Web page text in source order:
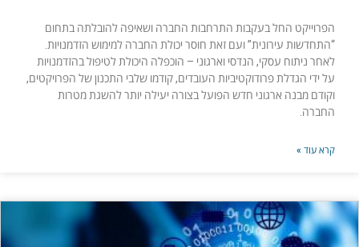
הפרוייקט החל בעקבות התרחבות החברה ושאיפה להובלתה בתחום
“התחדשות עירונית” ועם זאת חוסר יכולת החברה למימוש הזדמנויות.
לאחר ניתוח עסקי, הנדסי וארגוני – הוכפלה היכולת לטיפול בהזדמנויות
על ידי הגדלת פרודוקטיביות העובדים, קודמו שלבי התכנון של הפרויקטים,
וקודם מבנה ארגוני חדש הפועל בצורה יעילה יותר להשגת מטרות
החברה.
קרא עוד »